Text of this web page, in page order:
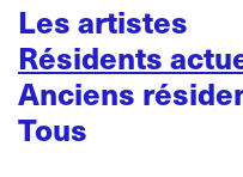
Les artistes
Résidents
Anciens
Tous